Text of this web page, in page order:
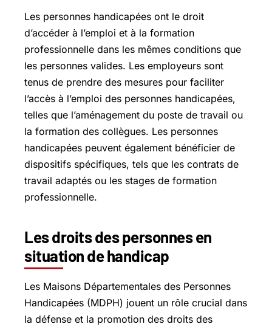
Les personnes handicapées ont le droit
d’accéder à l’emploi et à la formation
professionnelle dans les mêmes conditions que
les personnes valides. Les employeurs sont
tenus de prendre des mesures pour faciliter
l’accès à l’emploi des personnes handicapées,
telles que l’aménagement du poste de travail ou
la formation des collègues. Les personnes
handicapées peuvent également bénéficier de
dispositifs spécifiques, tels que les contrats de
travail adaptés ou les stages de formation
professionnelle.
Les droits des personnes en
situation de handicap
Les Maisons Départementales des Personnes
Handicapées (MDPH) jouent un rôle crucial dans
la défense et la promotion des droits des